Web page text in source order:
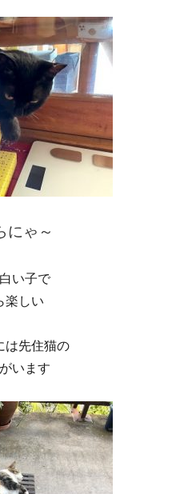
にゃ～
い子で
楽しい
は先住猫の
います